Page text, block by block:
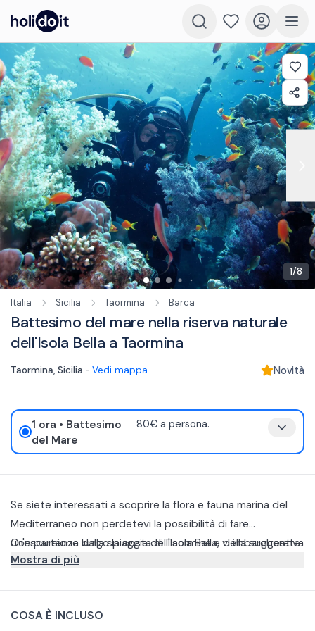
1/8
Italia Sicilia Taormina Barca
Battesimo del mare nella riserva naturale
dell'Isola Bella a Taormina
Taormina, Sicilia - Vedi mappa Novità
1 ora • Battesimo
del Mare
80€ a persona.
Se siete interessati a scoprire la flora e fauna marina del
Mediterraneo non perdetevi la possibilità di fare
un'escursione lungo la costa di Taormina e della suggestiva
Riserva naturale dell'Isola Bella.
Con partenza dalla spiaggia dell'Isola Bella, vi imbarcherete
in un gommone che percorrerà le baie dell'Isola Bella, la
fornirà un corso introduttivo in compagnia di un istruttore
Godetevi un'esperienza adrenalinica di immersione in
Mostra di più
COSA È INCLUSO